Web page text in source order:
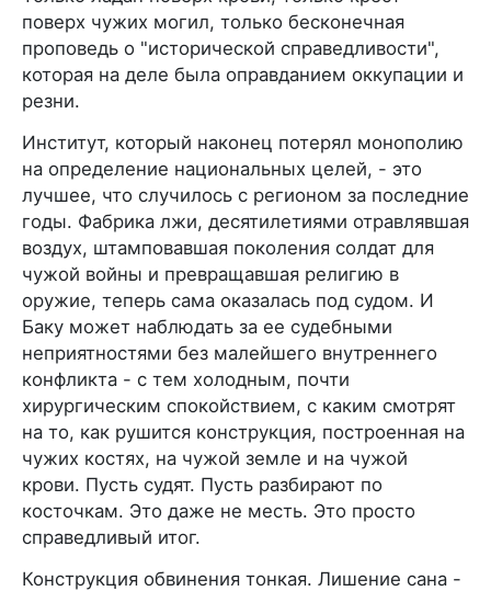
поверх чужих могил, только бесконечная
проповедь о "исторической справедливости",
которая на деле была оправданием оккупации и
резни.
Институт, который наконец потерял монополию
на определение национальных целей, - это
лучшее, что случилось с регионом за последние
годы. Фабрика лжи, десятилетиями отравлявшая
воздух, штамповавшая поколения солдат для
чужой войны и превращавшая религию в
оружие, теперь сама оказалась под судом. И
Баку может наблюдать за ее судебными
неприятностями без малейшего внутреннего
конфликта - с тем холодным, почти
хирургическим спокойствием, с каким смотрят
на то, как рушится конструкция, построенная на
чужих костях, на чужой земле и на чужой
крови. Пусть судят. Пусть разбирают по
косточкам. Это даже не месть. Это просто
справедливый итог.
Конструкция обвинения тонкая. Лишение сана -